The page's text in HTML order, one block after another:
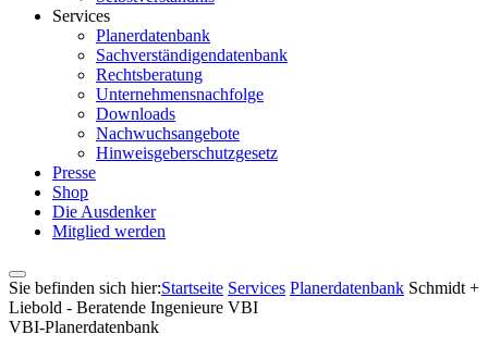
Services
Planerdatenbank
Sachverständigendatenbank
Rechtsberatung
Unternehmensnachfolge
Downloads
Nachwuchsangebote
Hinweisgeberschutzgesetz
Presse
Shop
Die Ausdenker
Mitglied werden
Sie befinden sich hier:Startseite Services Pla­ner­daten­bank Schmidt +
Liebold - Beratende Ingenieure VBI
VBI-Pla­ner­daten­bank